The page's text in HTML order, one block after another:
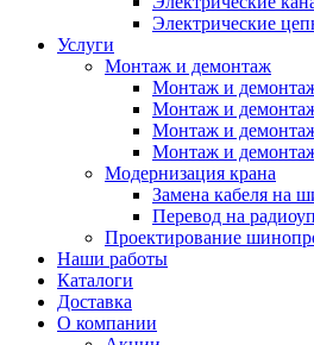
Электрические
Услуги
Монтаж и демонтаж
Монтаж и
Монтаж и
Монтаж и
Монтаж и
Модернизация крана
Замена кабеля на
Перевод на
Проектирование
Наши работы
Каталоги
Доставка
О компании